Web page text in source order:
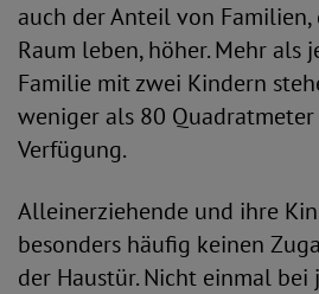
auch der Anteil von Familien,
Raum leben, höher. Mehr als
Familie mit zwei Kindern
weniger als 80
Verfügung.
Alleinerziehende und ihre
besonders häufig keinen
der Haustür. Nicht einmal bei